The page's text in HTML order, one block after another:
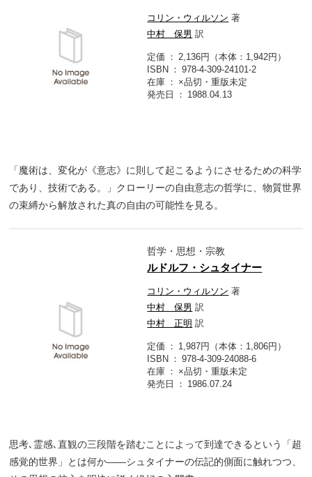
コリン・ウィルソン 著
中村 保男 訳
定価
2,136円（本体：1,942円）
ISBN
978-4-309-24101-2
在庫
×品切・重版未定
発売日
1988.04.13
「魔術は、変化が《意志》に則して起こるようにさせるための科学
であり、技術である。」クローリーの自由意志の哲学に、物質世界
の束縛から解放された真の自由の可能性を見る。
哲学・思想・宗教
ルドルフ・シュタイナー
コリン・ウィルソン 著
中村 保男 訳
中村 正明 訳
定価
1,987円（本体：1,806円）
ISBN
978-4-309-24088-6
在庫
×品切・重版未定
発売日
1986.07.24
思考､霊感､直観の三段階を踏むことによって到達できるという「超
感覚的世界」とは何か――シュタイナーの伝記的側面に触れつつ、